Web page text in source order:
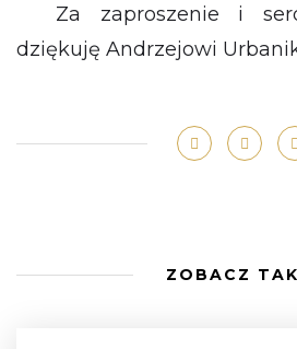
Za zaproszenie i
dziękuję Andrzejowi
ZOBACZ